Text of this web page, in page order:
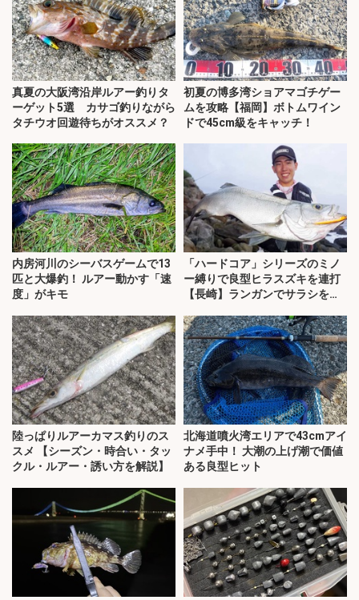
真夏の大阪湾沿岸ルアー釣りタ
ーゲット5選 カサゴ釣りながら
タチウオ回遊待ちがオススメ？
初夏の博多湾ショアマゴチゲー
ムを攻略【福岡】ボトムワイン
ドで45cm級をキャッチ！
内房河川のシーバスゲームで13
匹と大爆釣！ ルアー動かす「速
度」がキモ
「ハードコア」シリーズのミノ
ー縛りで良型ヒラスズキを連打
【長崎】ランガンでサラシを攻
陸っぱりルアーカマス釣りのス
スメ 【シーズン・時合い・タッ
クル・ルアー・誘い方を解説】
北海道噴火湾エリアで43cmアイ
ナメ手中！ 大潮の上げ潮で価値
ある良型ヒット